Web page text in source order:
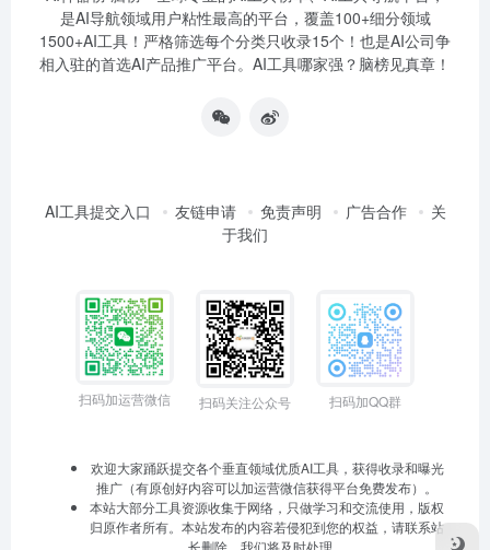
是AI导航领域用户粘性最高的平台，覆盖100+细分领域
1500+AI工具！严格筛选每个分类只收录15个！也是AI公司争
相入驻的首选AI产品推广平台。AI工具哪家强？脑榜见真章！
AI工具提交入口 友链申请 免责声明 广告合作
关
于我们
扫码加运营微信 扫码关注公众号 扫码加QQ群
欢迎大家踊跃提交各个垂直领域优质AI工具，获得收录和曝光
推广（有原创好内容可以加运营微信获得平台免费发布）。
本站大部分工具资源收集于网络，只做学习和交流使用，版权
归原作者所有。本站发布的内容若侵犯到您的权益，请联系站
长删除，我们将及时处理。